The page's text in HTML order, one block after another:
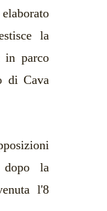
la
in parco
di Cava
la
l'8